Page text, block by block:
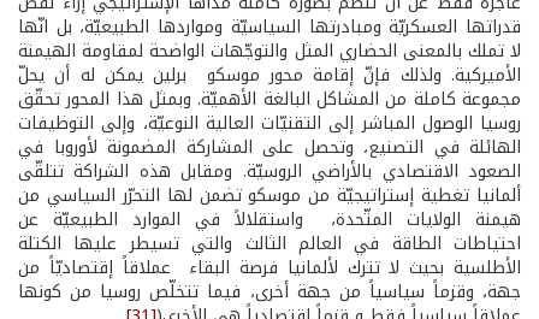
قدراتها العسكريّة ومبادرتها السياسيّة ومواردها الطبيعيّة، بل انّها
لا تملك بالمعنى الحضاري المثل والتوجّهات الواضحة لمقاومة الهيمنة
الأميركية. ولذلك فإنّ إقامة محور موسكو ­ برلين يمكن له أن يحلّ
مجموعة كاملة من المشاكل البالغة الأهميّة. وبمثل هذا المحور تحقّق
روسيا الوصول المباشر إلى التقنيّات العالية النوعيّة، وإلى التوظيفات
الهائلة في التصنيع، وتحصل على المشاركة المضمونة لأوروبا في
الصعود الاقتصادي بالأراضي الروسيّة. ومقابل هذه الشراكة تتلقّى
ألمانيا تغطية إستراتيجيّة من موسكو تضمن لها التحرّر السياسي من
هيمنة الولايات المتّحدة، واستقلالاً في الموارد الطبيعيّة عن
احتياطات الطاقة في العالم الثالث والتي تسيطر عليها الكتلة
الأطلسية بحيث لا تترك لألمانيا فرصة البقاء عملاقاً إقتصاديّاً من
جهة، وقزماً سياسياً من جهة أخرى، فيما تتخلّص روسيا من كونها